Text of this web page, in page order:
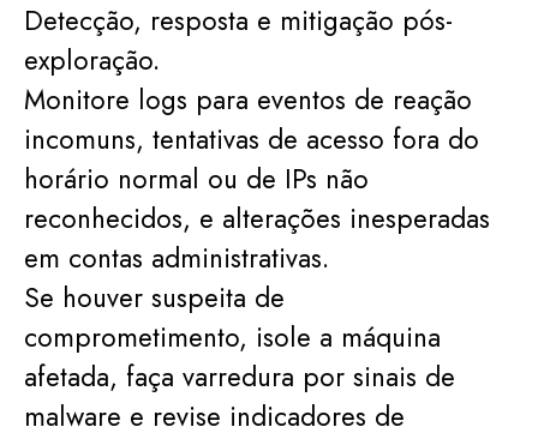
Detecção, resposta e mitigação pós-
exploração.
Monitore logs para eventos de reação
incomuns, tentativas de acesso fora do
horário normal ou de IPs não
reconhecidos, e alterações inesperadas
em contas administrativas.
Se houver suspeita de
comprometimento, isole a máquina
afetada, faça varredura por sinais de
malware e revise indicadores de